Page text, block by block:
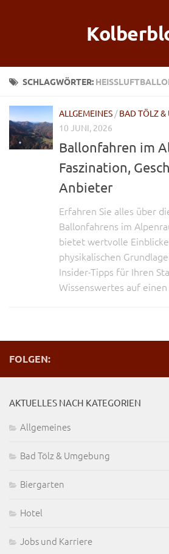
SCHLAGWÖRTER:
ALLGEMEINES /BAD TÖLZ &
10 JUNI, 2026
Ballonfahren im
Faszination,
Anbieter
Erfahren Sie alles über
Ballonfahrens im
bietet wertvolle
physikalischen
Insider-Tipps für Ihren
Wissenswertes auf einen
FOLGEN:
AKTUELLES NACH KATEGORIEN
Allgemeines
Bad Tölz & Umgebung
Biergarten
Hotel
Jobs und Karriere